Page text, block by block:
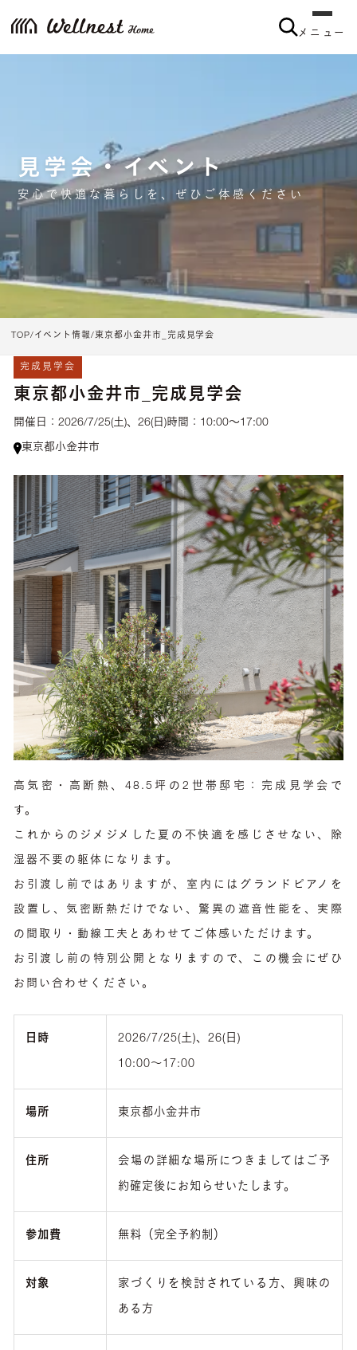
メニュー
見学会・イベント
安心で快適な暮らしを、ぜひご体感ください
TOP イベント情報 東京都小金井市_完成見学会
完成見学会
東京都小金井市_完成見学会
開催日：2026/7/25(土)、26(日)時間： 10:00〜17:00
東京都小金井市
高気密・高断熱、48.5坪の2世帯邸宅：完成見学会で
す。
これからのジメジメした夏の不快適を感じさせない、除
湿器不要の躯体になります。
お引渡し前ではありますが、室内にはグランドピアノを
設置し、気密断熱だけでない、驚異の遮音性能を、実際
の間取り・動線工夫とあわせてご体感いただけます。
お引渡し前の特別公開となりますので、この機会にぜひ
お問い合わせください。
日時 2026/7/25(土)、26(日)
10:00〜17:00
場所 東京都小金井市
住所 会場の詳細な場所につきましてはご予
約確定後にお知らせいたします。
参加費 無料（完全予約制）
対象 家づくりを検討されている方、興味の
ある方